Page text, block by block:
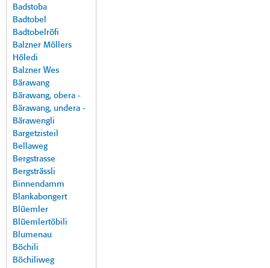
Badstoba
Badtobel
Badtobelröfi
Balzner Möllers
Höledi
Balzner Wes
Bärawang
Bärawang, obera -
Bärawang, undera -
Bärawengli
Bargetzisteil
Bellaweg
Bergstrasse
Bergsträssli
Binnendamm
Blankabongert
Blüemler
Blüemlertöbili
Blumenau
Böchili
Böchiliweg